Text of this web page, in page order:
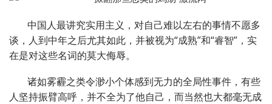
中国人最讲究实用主义，对自己难以左右的事情不愿多
谈，人到中年之后尤其如此，并被视为“成熟”和“睿智”，实
在是对这些名词的莫大侮辱。
诸如雾霾之类令渺小个体感到无力的全局性事件，有些
人坚持振臂高呼，并不全为了他自己，而当然也大都毫无成